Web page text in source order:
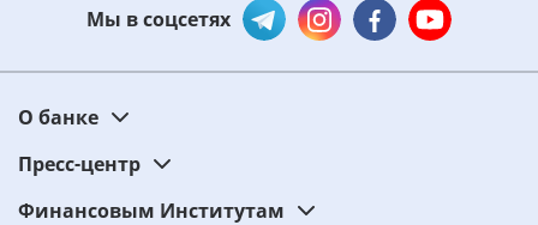
Мы в соцсетях
О банке
Пресс-центр
Финансовым Институтам